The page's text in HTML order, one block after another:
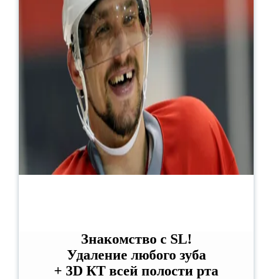
Знакомство с SL!
Удаление любого зуба
+ 3D КТ всей полости рта